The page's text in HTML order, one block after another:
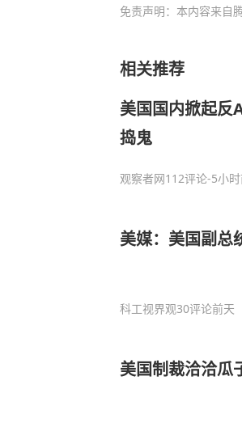
免责声明：本内容来自
相关推荐
美国国内掀起反
捣鬼
观察者网112评论-5小
美媒：美国副总
科工视界观30评论前天
美国制裁洽洽瓜